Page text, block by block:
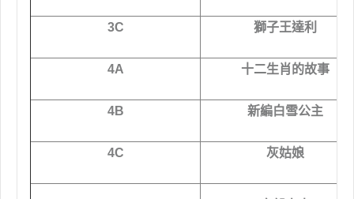
3C 獅子王達利
4A 十二生肖的故事
4B 新編白雪公主
4C 灰姑娘